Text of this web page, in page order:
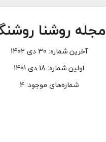
مجله روشنا
آخرین شماره: 30 دی 1402
اولین شماره: 18 دی 1401
شماره‌های موجود: 4